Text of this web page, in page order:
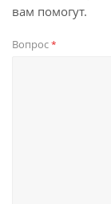
вам помогут.
Вопрос*